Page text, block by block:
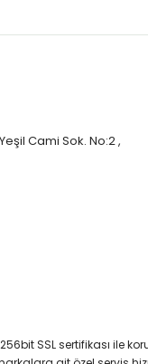
Cami Sok. No:2 ,
SSL sertifikası ile